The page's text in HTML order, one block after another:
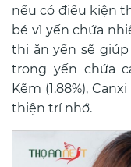
nếu có điều kiện
bé vì yến chứa
thi ăn yến sẽ
trong yến chứa
Kẽm (1.88%), Canxi
thiện trí nhớ.